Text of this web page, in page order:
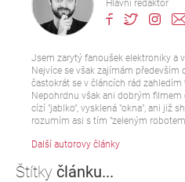
Hlavní redaktor
Jsem zarytý fanoušek elektroniky a
Nejvíce se však zajímám především
častokrát se v článcích rád zahledím
Nepohrdnu však ani dobrým
cízí "jablko", vysklená "okna", ani již
rozumím asi s tím "zeleným
Další autorovy články
Štítky článku...